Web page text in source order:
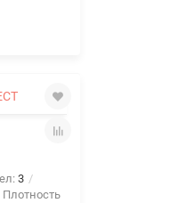
3
Плотность